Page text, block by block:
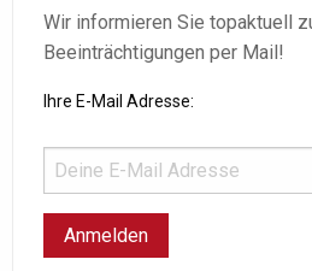
Wir informieren Sie topaktuell
Beeinträchtigungen per Mail!
Ihre E-Mail Adresse: